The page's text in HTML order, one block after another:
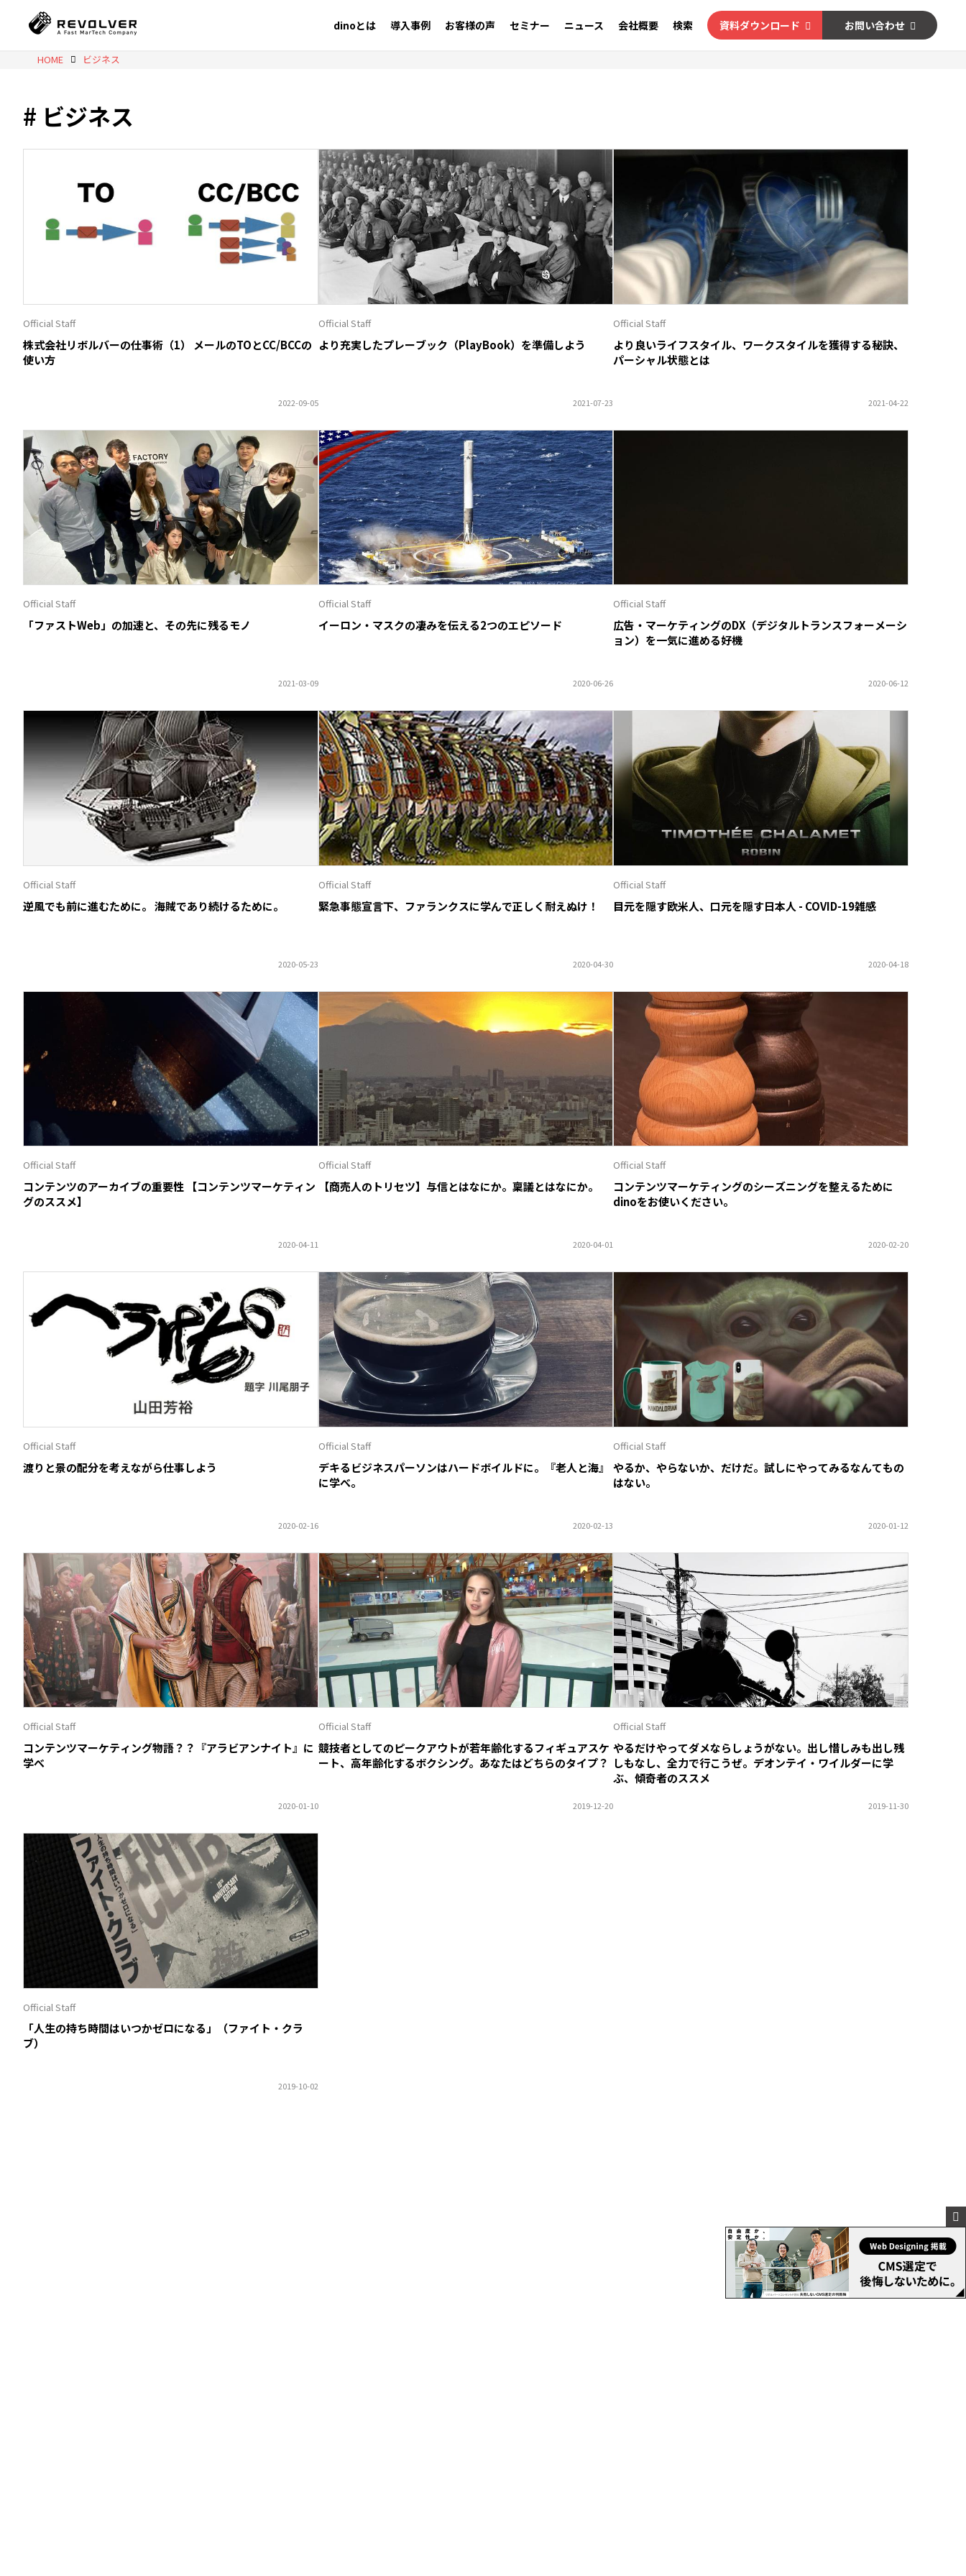
dinoとは 導入事例 お客様の声 セミナー ニュース 会社概要 検索 資料ダウンロード お問い合わせ
HOME ビジネス
ビジネス
Official Staff
株式会社リボルバーの仕事術（1） メールのTOとCC/BCCの
使い方
Official Staff
より充実したプレーブック（PlayBook）を準備しよう
Official Staff
より良いライフスタイル、ワークスタイルを獲得する秘訣、
パーシャル状態とは
Official Staff
「ファストWeb」の加速と、その先に残るモノ
Official Staff
イーロン・マスクの凄みを伝える2つのエピソード
Official Staff
広告・マーケティングのDX（デジタルトランスフォーメーシ
ョン）を一気に進める好機
Official Staff
逆風でも前に進むために。 海賊であり続けるために。
Official Staff
緊急事態宣言下、ファランクスに学んで正しく耐えぬけ！
Official Staff
目元を隠す欧米人、口元を隠す日本人 - COVID-19雑感
Official Staff
コンテンツのアーカイブの重要性 【コンテンツマーケティン
グのススメ】
Official Staff
【商売人のトリセツ】与信とはなにか。稟議とはなにか。
Official Staff
コンテンツマーケティングのシーズニングを整えるために
dinoをお使いください。
Official Staff
渡りと景の配分を考えながら仕事しよう
Official Staff
デキるビジネスパーソンはハードボイルドに。『老人と海』
に学べ。
Official Staff
やるか、やらないか、だけだ。試しにやってみるなんてもの
はない。
Official Staff
コンテンツマーケティング物語？？『アラビアンナイト』に
学べ
Official Staff
競技者としてのピークアウトが若年齢化するフィギュアスケ
ート、高年齢化するボクシング。あなたはどちらのタイプ？
Official Staff
やるだけやってダメならしょうがない。出し惜しみも出し残
しもなし、全力で行こうぜ。デオンテイ・ワイルダーに学
ぶ、傾奇者のススメ
Official Staff
「人生の持ち時間はいつかゼロになる」（ファイト・クラ
ブ）